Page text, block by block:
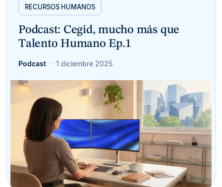
RECURSOS HUMANOS
Podcast: Cegid, mucho más que
Talento Humano Ep.1
Podcast 1 diciembre 2025